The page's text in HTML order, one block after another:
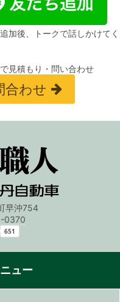
加後、トークで話しかけてく
見積もり・問い合わせ
合わせ
早沖754
0370
ュー